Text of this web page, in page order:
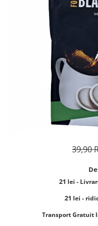
Illy Iperespresso
Nespresso Professional
Cafea macinata
Cafea Solubila
39,90
21 lei -
21 lei -
​​​​​​Transport Gratuit